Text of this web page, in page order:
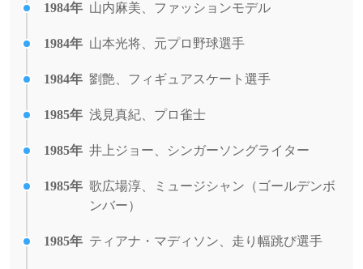
1984年 山内麻美、ファッションモデル
1984年 山本光将、元プロ野球選手
1984年 劉艶、フィギュアスケート選手
1985年 浅見真紀、プロ雀士
1985年 井上ジョー、シンガーソングライター
1985年 歌広場淳、ミュージシャン（ゴールデンボ
ンバー）
1985年 ティアナ・マディソン、走り幅跳び選手